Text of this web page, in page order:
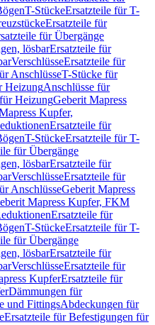
T-StückeErsatzteile für T-
Ersatzteile für
für Übergänge
lösbarErsatzteile für
VerschlüsseErsatzteile für
AnschlüsseT-Stücke für
HeizungAnschlüsse für
HeizungGeberit Mapress
Kupfer,
Ersatzteile für
T-StückeErsatzteile für T-
für Übergänge
lösbarErsatzteile für
VerschlüsseErsatzteile für
AnschlüsseGeberit Mapress
Mapress Kupfer, FKM
Ersatzteile für
T-StückeErsatzteile für T-
für Übergänge
lösbarErsatzteile für
VerschlüsseErsatzteile für
KupferErsatzteile für
Dämmungen für
und FittingsAbdeckungen für
Ersatzteile für Befestigungen für